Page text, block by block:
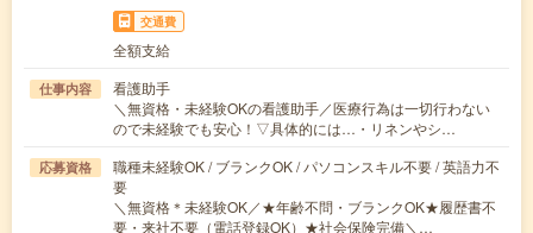
交通費
全額支給
仕事内容
看護助手
＼無資格・未経験OKの看護助手／医療行為は一切行わない
ので未経験でも安心！▽具体的には…・リネンやシ…
応募資格
職種未経験OK / ブランクOK / パソコンスキル不要 / 英語力不
要
＼無資格＊未経験OK／★年齢不問・ブランクOK★履歴書不
要・来社不要（電話登録OK）★社会保険完備＼…